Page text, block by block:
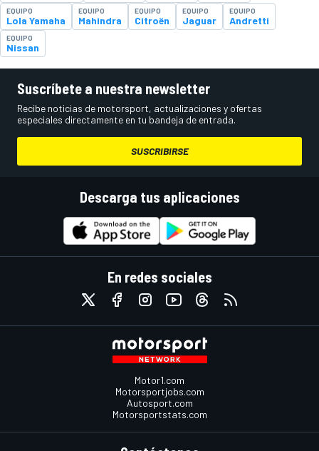
EQUIPO
Lola Yamaha
EQUIPO
Mahindra
EQUIPO
Citroën
EQUIPO
Jaguar
EQUIPO
Andretti
EQUIPO
Nissan
Suscríbete a nuestra newsletter
Recibe noticias de motorsport, actualizaciones y ofertas
especiales directamente en tu bandeja de entrada.
SUSCRIBIRSE
Descarga tus aplicaciones
En redes sociales
Motor1.com
Motorsportjobs.com
Autosport.com
Motorsportstats.com